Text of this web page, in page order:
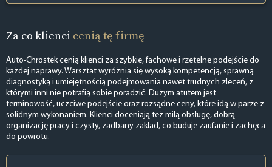
Za co klienci cenią tę firmę
Auto-Chrostek cenią klienci za szybkie, fachowe i rzetelne podejście do
każdej naprawy. Warsztat wyróżnia się wysoką kompetencją, sprawną
diagnostyką i umiejętnością podejmowania nawet trudnych zleceń, z
którymi inni nie potrafią sobie poradzić. Dużym atutem jest
terminowość, uczciwe podejście oraz rozsądne ceny, które idą w parze z
solidnym wykonaniem. Klienci doceniają też miłą obsługę, dobrą
organizację pracy i czysty, zadbany zakład, co buduje zaufanie i zachęca
do powrotu.